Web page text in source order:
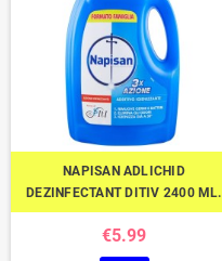
NAPISAN ADLICHID
DEZINFECTANT DITIV 2400 ML.
€5.99